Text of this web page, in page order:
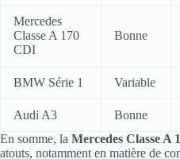
Mercedes
Classe A 170
CDI
Bonne
BMW Série 1 Variable
Audi A3 Bonne
En somme, la Mercedes Classe A
atouts, notamment en matière de